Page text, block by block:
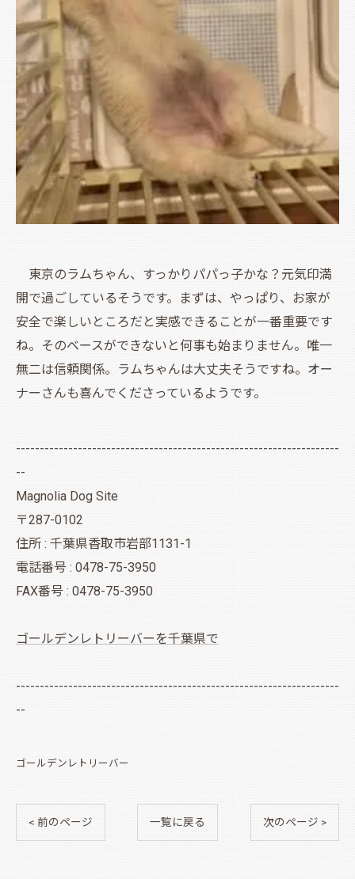
東京のラムちゃん、すっかりパパっ子かな？元気印満
開で過ごしているそうです。まずは、やっぱり、お家が
安全で楽しいところだと実感できることが一番重要です
ね。そのベースができないと何事も始まりません。唯一
無二は信頼関係。ラムちゃんは大丈夫そうですね。オー
ナーさんも喜んでくださっているようです。
--------------------------------------------------------------------
--
Magnolia Dog Site
〒287-0102
住所 : 千葉県香取市岩部1131-1
電話番号 : 0478-75-3950
FAX番号 : 0478-75-3950
ゴールデンレトリーバーを千葉県で
--------------------------------------------------------------------
--
ゴールデンレトリーバー
< 前のページ 一覧に戻る 次のページ >